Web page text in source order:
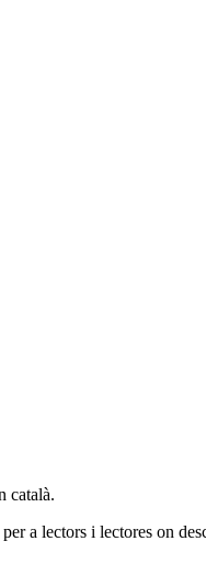
català.
a lectors i lectores on